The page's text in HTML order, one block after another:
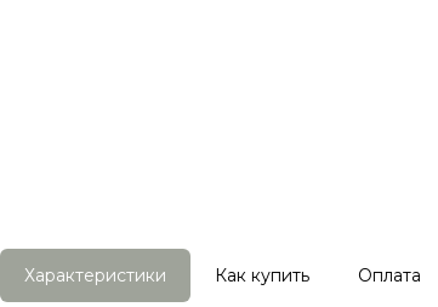
Характеристики Как купить Оплата